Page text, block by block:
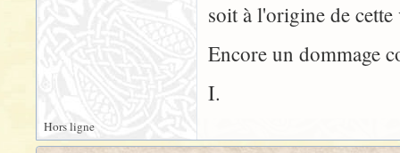
soit à l'origine de
Encore un dommage
I.
Hors ligne